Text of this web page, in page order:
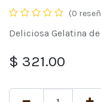
(0
Deliciosa Gelatina
$ 321.00